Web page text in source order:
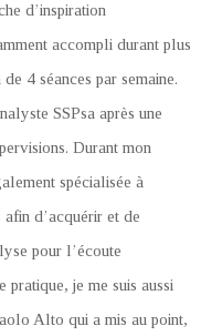
d’inspiration
accompli durant plus
4 séances par semaine.
SSPsa après une
Durant mon
spécialisée à
d’acquérir et de
pour l’écoute
pratique, je me suis aussi
Alto qui a mis au point,